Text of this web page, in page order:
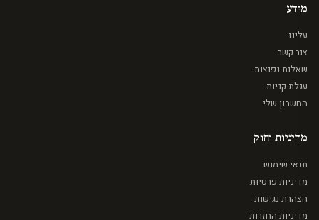
מידע
עלינו
צור קשר
שאלות נפוצות
עגלת קניות
החשבון שלי
מדיניות וחוק
תנאי שימוש
מדיניות פרטיות
הצהרת נגישות
מדיניות החזרות